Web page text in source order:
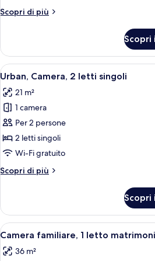
king
Scopri di più
Altri
1
letto
king
Scopri
Apri
tutte
le
foto
per
Urban,
Camera,
letti
10
Urban, Camera, 2 letti singoli
21 m²
1 camera
Per 2 persone
2 letti singoli
Wi-Fi gratuito
Scopri di più
Altri
Camera,
letti
Scopri
Apri
tutte
le
Una
7
Camera familiare, 1 letto
36 m²